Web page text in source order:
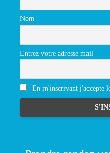
Nom
Entrez votre adresse mail
En m'inscrivant j'accepte